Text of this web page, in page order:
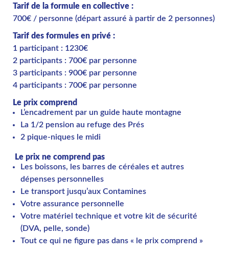
Tarif de la formule en collective :
700€ / personne (départ assuré à partir de 2 personnes)
Tarif des formules en privé :
1 participant : 1230€
2 participants : 700€ par personne
3 participants : 900€ par personne
4 participants : 700€ par personne
Le prix comprend
L’encadrement par un guide haute montagne
La 1/2 pension au refuge des Prés
2 pique-niques le midi
Le prix ne comprend pas
Les boissons, les barres de céréales et autres
dépenses personnelles
Le transport jusqu’aux Contamines
Votre assurance personnelle
Votre matériel technique et votre kit de sécurité
(DVA, pelle, sonde)
Tout ce qui ne figure pas dans « le prix comprend »